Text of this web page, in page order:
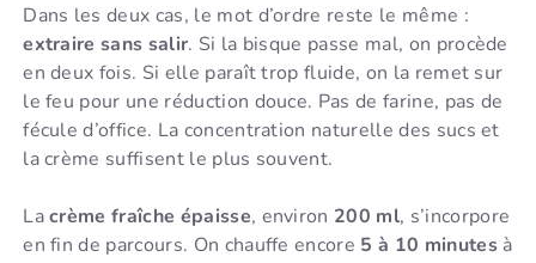
Dans les deux cas, le mot d’ordre reste le même :
extraire sans salir. Si la bisque passe mal, on procède
en deux fois. Si elle paraît trop fluide, on la remet sur
le feu pour une réduction douce. Pas de farine, pas de
fécule d’office. La concentration naturelle des sucs et
la crème suffisent le plus souvent.
Lacrème fraîche épaisse, environ 200 ml, s’incorpore
en fin de parcours. On chauffe encore 5 à 10 minutesà